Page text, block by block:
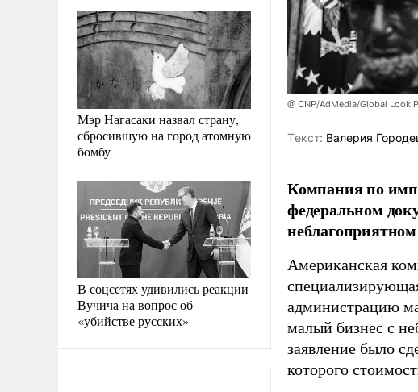
Мэр Нагасаки назвал страну,
сбросившую на город атомную
бомбу
В соцсетях удивились реакции
Вучича на вопрос об
«убийстве русских»
@ CNP/AdMedia/Global Look
Tекст: Валерия
Компания по
федеральном
Американская
администрацию
малый бизнес с
заявление было
которого